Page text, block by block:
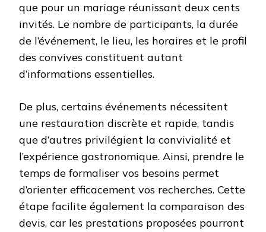
que pour un mariage réunissant deux cents
invités. Le nombre de participants, la durée
de l’événement, le lieu, les horaires et le profil
des convives constituent autant
d’informations essentielles.
De plus, certains événements nécessitent
une restauration discrète et rapide, tandis
que d’autres privilégient la convivialité et
l’expérience gastronomique. Ainsi, prendre le
temps de formaliser vos besoins permet
d’orienter efficacement vos recherches. Cette
étape facilite également la comparaison des
devis, car les prestations proposées pourront